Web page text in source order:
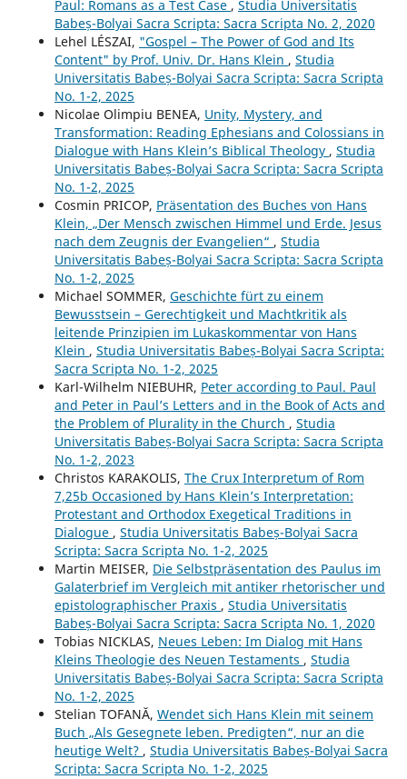
Paul: Romans as a Test Case , Studia Universitatis
Babeș-Bolyai Sacra Scripta: Sacra Scripta No. 2, 2020
Lehel LÉSZAI, "Gospel – The Power of God and Its
Content" by Prof. Univ. Dr. Hans Klein , Studia
Universitatis Babeș-Bolyai Sacra Scripta: Sacra Scripta
No. 1-2, 2025
Nicolae Olimpiu BENEA, Unity, Mystery, and
Transformation: Reading Ephesians and Colossians in
Dialogue with Hans Klein’s Biblical Theology , Studia
Universitatis Babeș-Bolyai Sacra Scripta: Sacra Scripta
No. 1-2, 2025
Cosmin PRICOP, Präsentation des Buches von Hans
Klein, „Der Mensch zwischen Himmel und Erde. Jesus
nach dem Zeugnis der Evangelien“ , Studia
Universitatis Babeș-Bolyai Sacra Scripta: Sacra Scripta
No. 1-2, 2025
Michael SOMMER, Geschichte fürt zu einem
Bewusstsein – Gerechtigkeit und Machtkritik als
leitende Prinzipien im Lukaskommentar von Hans
Klein , Studia Universitatis Babeș-Bolyai Sacra Scripta:
Sacra Scripta No. 1-2, 2025
Karl-Wilhelm NIEBUHR, Peter according to Paul. Paul
and Peter in Paul’s Letters and in the Book of Acts and
the Problem of Plurality in the Church , Studia
Universitatis Babeș-Bolyai Sacra Scripta: Sacra Scripta
No. 1-2, 2023
Christos KARAKOLIS, The Crux Interpretum of Rom
7,25b Occasioned by Hans Klein’s Interpretation:
Protestant and Orthodox Exegetical Traditions in
Dialogue , Studia Universitatis Babeș-Bolyai Sacra
Scripta: Sacra Scripta No. 1-2, 2025
Martin MEISER, Die Selbstpräsentation des Paulus im
Galaterbrief im Vergleich mit antiker rhetorischer und
epistolographischer Praxis , Studia Universitatis
Babeș-Bolyai Sacra Scripta: Sacra Scripta No. 1, 2020
Tobias NICKLAS, Neues Leben: Im Dialog mit Hans
Kleins Theologie des Neuen Testaments , Studia
Universitatis Babeș-Bolyai Sacra Scripta: Sacra Scripta
No. 1-2, 2025
Stelian TOFANĂ, Wendet sich Hans Klein mit seinem
Buch „Als Gesegnete leben. Predigten“, nur an die
heutige Welt? , Studia Universitatis Babeș-Bolyai Sacra
Scripta: Sacra Scripta No. 1-2, 2025